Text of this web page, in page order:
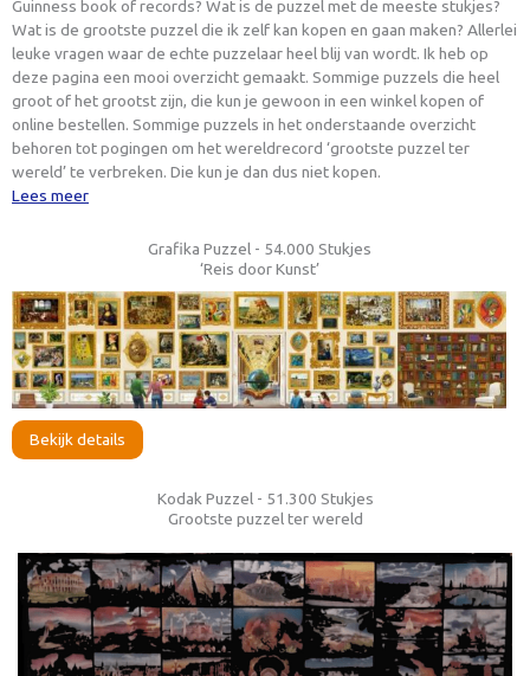
Guinness book of records? Wat is de puzzel met de meeste stukjes?
Wat is de grootste puzzel die ik zelf kan kopen en gaan maken? Allerlei
leuke vragen waar de echte puzzelaar heel blij van wordt. Ik heb op
deze pagina een mooi overzicht gemaakt. Sommige puzzels die heel
groot of het grootst zijn, die kun je gewoon in een winkel kopen of
online bestellen. Sommige puzzels in het onderstaande overzicht
behoren tot pogingen om het wereldrecord ‘grootste puzzel ter
wereld’ te verbreken. Die kun je dan dus niet kopen.
Lees meer
Grafika Puzzel - 54.000 Stukjes
‘Reis door Kunst’
Bekijk details
Kodak Puzzel - 51.300 Stukjes
Grootste puzzel ter wereld